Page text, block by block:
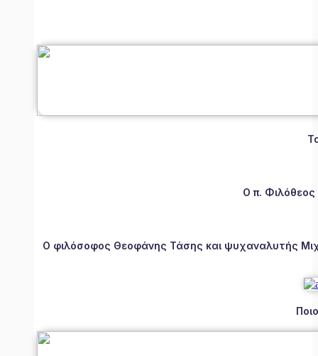
Ο π.
Ο φιλόσοφος Θεοφάνης Τάσης και ψυχαναλυτής